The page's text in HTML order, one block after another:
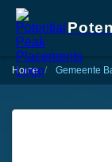
Home Gemeente